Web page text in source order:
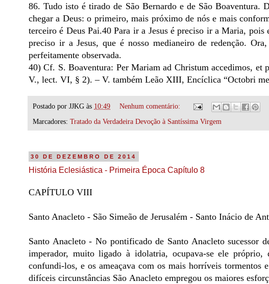
86. Tudo isto é tirado de São Bernardo e de São Boaventura.
chegar a Deus: o primeiro, mais próximo de nós e mais
terceiro é Deus Pai.40 Para ir a Jesus é preciso ir a Maria, pois
preciso ir a Jesus, que é nosso medianeiro de redenção.
perfeitamente observada.
40) Cf. S. Boaventura: Per Mariam ad Christum accedimos,
V., lect. VI, § 2). – V. também Leão XIII, Encíclica “Octobri
Postado por JJKG às 10:49
Nenhum comentário:
Marcadores: Tratado da Verdadeira Devoção à Santíssima Virgem
30 DE DEZEMBRO DE 2014
História Eclesiástica - Primeira Época Capítulo 8
CAPÍTULO VIII
Santo Anacleto - São Simeão de Jerusalém - Santo Inácio de
Santo Anacleto - No pontificado de Santo Anacleto sucessor
imperador, muito ligado à idolatria, ocupava-se ele
confundi-los, e os ameaçava com os mais horríveis
difíceis circunstâncias São Anacleto empregou os maiores